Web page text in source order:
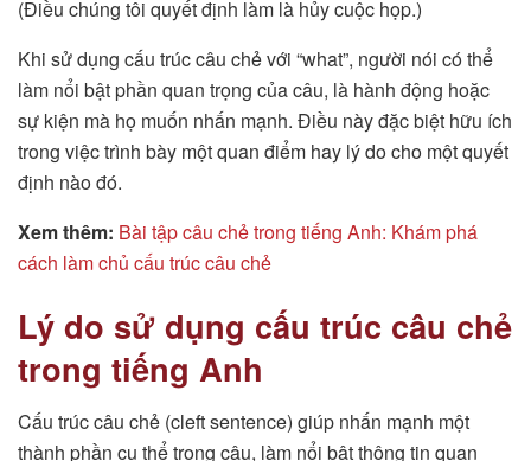
(Điều chúng tôi quyết định làm là hủy cuộc họp.)
Khi sử dụng cấu trúc câu chẻ với “what”, người nói có thể
làm nổi bật phần quan trọng của câu, là hành động hoặc
sự kiện mà họ muốn nhấn mạnh. Điều này đặc biệt hữu ích
trong việc trình bày một quan điểm hay lý do cho một quyết
định nào đó.
Xem thêm: Bài tập câu chẻ trong tiếng Anh: Khám phá
cách làm chủ cấu trúc câu chẻ
Lý do sử dụng cấu trúc câu chẻ
trong tiếng Anh
Cấu trúc câu chẻ (cleft sentence) giúp nhấn mạnh một
thành phần cụ thể trong câu, làm nổi bật thông tin quan